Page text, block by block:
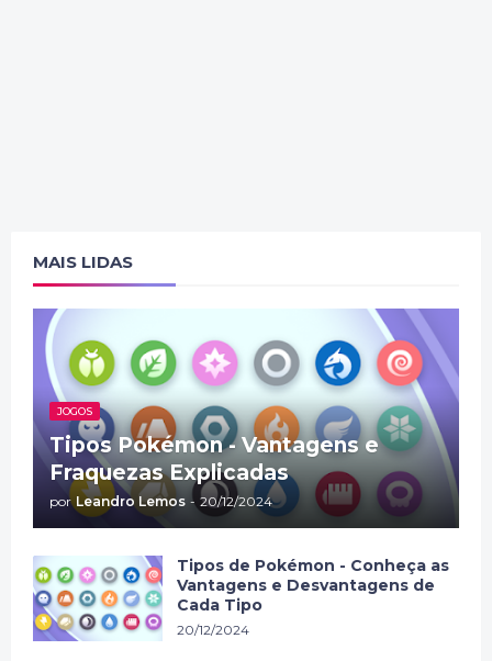
MAIS LIDAS
JOGOS
Tipos Pokémon - Vantagens e
Fraquezas Explicadas
por Leandro Lemos - 20/12/2024
Tipos de Pokémon - Conheça as
Vantagens e Desvantagens de
Cada Tipo
20/12/2024